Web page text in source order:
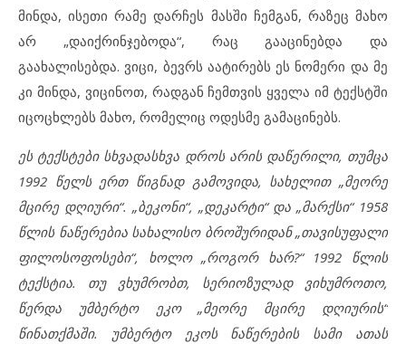
მინდა, ისეთი რამე დარჩეს მასში ჩემგან, რაზეც მახო
არ „დაიქრინჯებოდა“, რაც გააცინებდა და
გაახალისებდა. ვიცი, ბევრს აატირებს ეს ნომერი და მე
კი მინდა, ვიცინოთ, რადგან ჩემთვის ყველა იმ ტექსტში
იცოცხლებს მახო, რომელიც ოდესმე გამაცინებს.
ეს ტექსტები სხვადასხვა დროს არის დაწერილი, თუმცა
1992 წელს ერთ წიგნად გამოვიდა, სახელით„მეორე
მცირე დღიური“. „ბეკონი“, „დეკარტი“ და „მარქსი“ 1958
წლის ნაწერებია სახალისო ბროშურიდან „თავისუფალი
ფილოსოფოსები“, ხოლო„როგორ ხარ?“ 1992 წლის
ტექსტია. თუ ვხუმრობთ, სერიოზულად ვიხუმროთო,
წერდა
უმბერტო ეკო
„მეორე მცირე დღიურის“
წინათქმაში. უმბერტო ეკოს ნაწერების
სამი ათას